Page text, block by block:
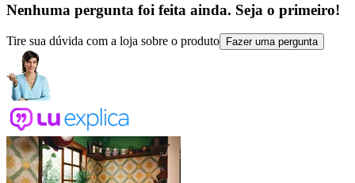
Nenhuma pergunta foi feita ainda. Seja o primeiro!
Tire sua dúvida com a loja sobre o produto Fazer uma pergunta